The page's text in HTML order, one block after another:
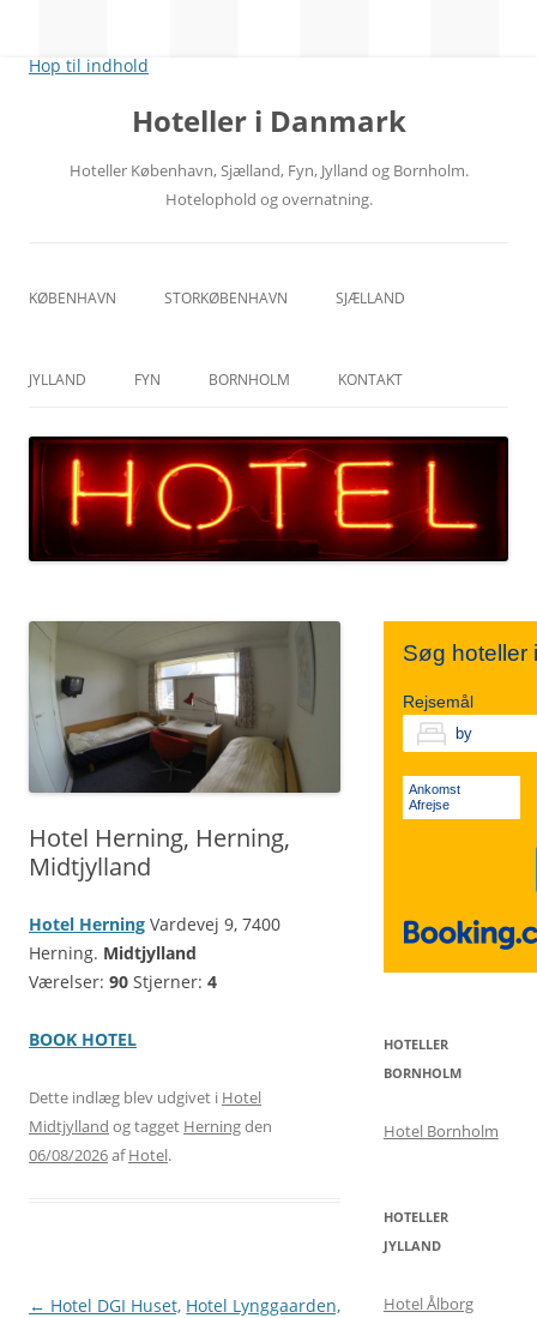
Hop til indhold
Hoteller i Danmark
Hoteller København, Sjælland, Fyn, Jylland og Bornholm.
Hotelophold og overnatning.
KØBENHAVN
CITY
RÅDHUSPLADSEN
HOVEDBANEGÅRDEN
KØBENHAVN V.
VESTERBRO
KØBENHAVN K.
STORKØBENHAVN SJÆLLAND
NORDSJÆLLAND
MIDTSJÆLLAND
VESTSJÆLLAND
JYLLAND
ÅRHUS
ÅLBORG
MIDTJYLLAND
ØSTJYLLAND
VESTJYLLAND
SØNDERJYLLAND
FYN
ODENSE
BORNHOLM KONTAKT
Hotel Herning, Herning,
Midtjylland
Hotel Herning Vardevej 9, 7400
Herning. Midtjylland
Værelser: 90 Stjerner: 4
BOOK HOTEL
Dette indlæg blev udgivet i Hotel
Midtjylland og tagget Herningden
06/08/2026afHotel.
Indlægsnavigation
← Hotel DGI Huset, Hotel Lynggaarden,
Søg hoteller
Rejsemål
Ankomst
Afrejse
HOTELLER
BORNHOLM
Hotel Bornholm
HOTELLER
JYLLAND
Hotel Ålborg